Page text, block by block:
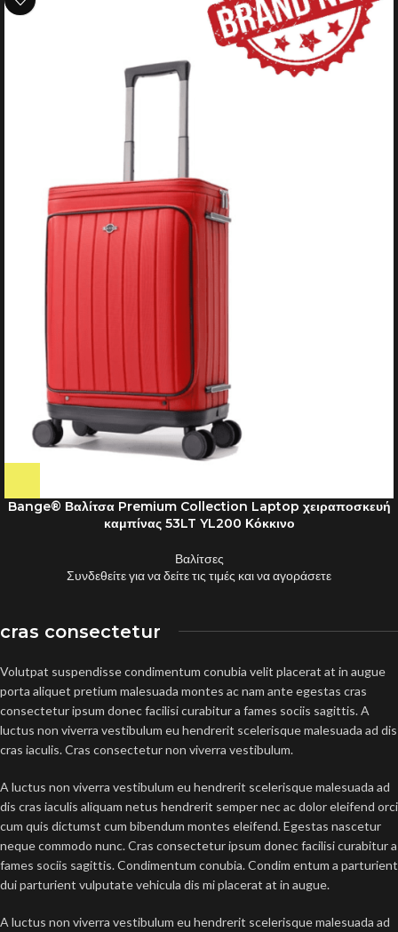
Bange® Βαλίτσα Premium Collection Laptop χειραποσκευή
καμπίνας 53LT YL200 Κόκκινο
Βαλίτσες
Συνδεθείτε για να δείτε τις τιμές και να αγοράσετε
cras consectetur
Volutpat suspendisse condimentum conubia velit placerat at in augue
porta aliquet pretium malesuada montes ac nam ante egestas cras
consectetur ipsum donec facilisi curabitur a fames sociis sagittis. A
luctus non viverra vestibulum eu hendrerit scelerisque malesuada ad dis
cras iaculis. Cras consectetur non viverra vestibulum.
A luctus non viverra vestibulum eu hendrerit scelerisque malesuada ad
dis cras iaculis aliquam netus hendrerit semper nec ac dolor eleifend orci
cum quis dictumst cum bibendum montes eleifend. Egestas nascetur
neque commodo nunc. Cras consectetur ipsum donec facilisi curabitur a
fames sociis sagittis. Condimentum conubia. Condim entum a parturient
dui parturient vulputate vehicula dis mi placerat at in augue.
A luctus non viverra vestibulum eu hendrerit scelerisque malesuada ad